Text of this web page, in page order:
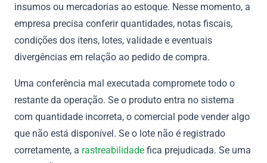
insumos ou mercadorias ao estoque. Nesse momento, a
empresa precisa conferir quantidades, notas fiscais,
condições dos itens, lotes, validade e eventuais
divergências em relação ao pedido de compra.
Uma conferência mal executada compromete todo o
restante da operação. Se o produto entra no sistema
com quantidade incorreta, o comercial pode vender algo
que não está disponível. Se o lote não é registrado
corretamente, a rastreabilidade fica prejudicada. Se uma